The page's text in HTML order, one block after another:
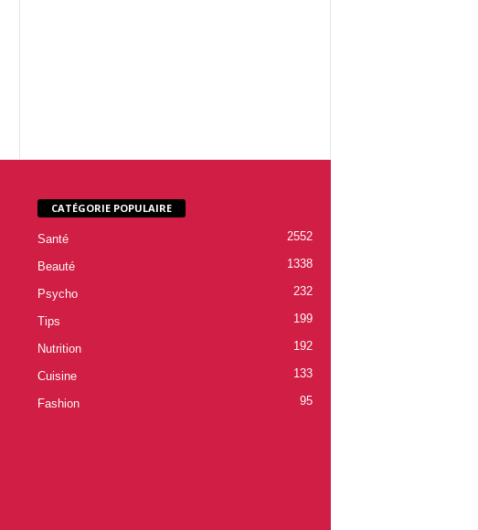
CATÉGORIE POPULAIRE
Santé 2552
Beauté 1338
Psycho 232
Tips 199
Nutrition 192
Cuisine 133
Fashion 95